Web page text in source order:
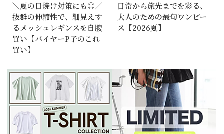
＼夏の日焼け対策にも◎／
抜群の伸縮性で、細見えす
るメッシュレギンスを自腹
買い【バイヤーP子のこれ
買い】
日常から旅先までを彩る、
大人のための最旬ワンピー
ス【2026夏】